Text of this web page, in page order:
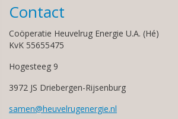
Contact
Coöperatie Heuvelrug Energie U.A. (Hé)
KvK 55655475
Hogesteeg 9
3972 JS Driebergen-Rijsenburg
samen@heuvelrugenergie.nl